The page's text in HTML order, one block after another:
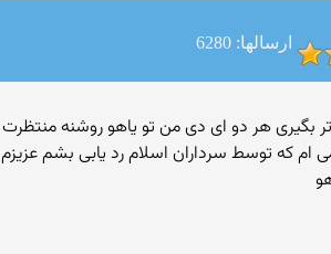
ارسالها: 6280
كه توسط سرداران اسلام رد یابی بشم عزیزم